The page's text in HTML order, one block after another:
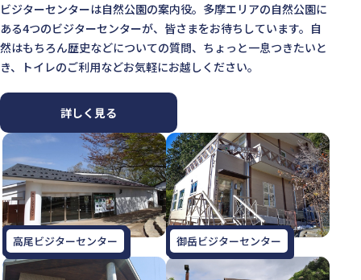
ビジターセンターは自然公園の案内役。多摩エリアの自然公園に
ある4つのビジターセンターが、皆さまをお待ちしています。自
然はもちろん歴史などについての質問、ちょっと一息つきたいと
き、トイレのご利用などお気軽にお越しください。
詳しく見る
高尾ビジターセンター 御岳ビジターセンター